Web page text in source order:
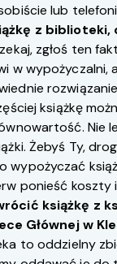
lub
z biblioteki,
zgłoś ten fakt
w wypożyczalni,
książkę
Nie
Żebyś Ty,
wypożyczać
ponieść koszty
książkę z
Głównej w
to oddzielny